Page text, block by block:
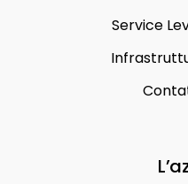
Service